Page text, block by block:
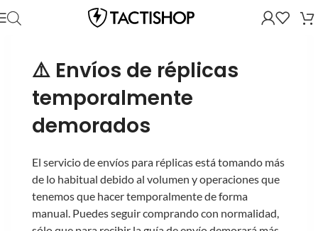
⚠️ Envíos de réplicas
temporalmente
demorados
El servicio de envíos para réplicas está tomando más
de lo habitual debido al volumen y operaciones que
tenemos que hacer temporalmente de forma
manual. Puedes seguir comprando con normalidad,